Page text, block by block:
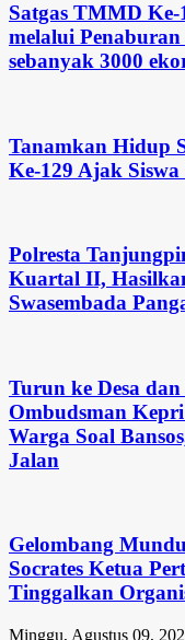
Satgas TMMD
melalui
sebanyak 3000
Tanamkan Hidup
Ke-129 Ajak
Polresta
Kuartal II,
Swasembada
Turun ke Desa
Ombudsman
Warga Soal
Jalan
Gelombang
Socrates Ketua
Tinggalkan
Minggu, Agustus 09,